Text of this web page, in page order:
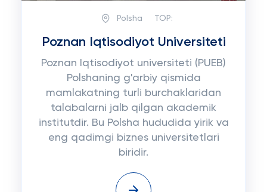
Polsha TOP:
Poznan Iqtisodiyot Universiteti
Poznan Iqtisodiyot universiteti (PUEB)
Polshaning g'arbiy qismida
mamlakatning turli burchaklaridan
talabalarni jalb qilgan akademik
institutdir. Bu Polsha hududida yirik va
eng qadimgi biznes universitetlari
biridir.